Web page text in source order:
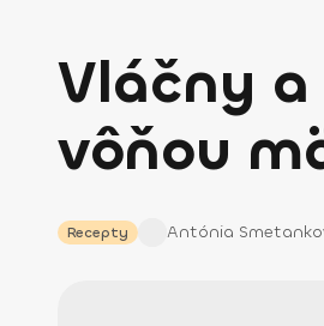
Vláčny
vôňou
Recepty Antónia